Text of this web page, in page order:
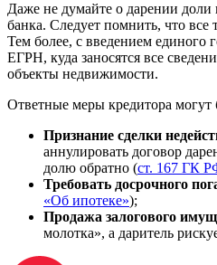
Даже не думайте о дарении
банка. Следует помнить, что все
Тем более, с введением единого
ЕГРН, куда заносятся все
объекты недвижимости.
Ответные меры кредитора
Признание сделки
аннулировать договор
долю обратно (ст. 167 ГК
Требовать досрочного
«Об ипотеке»);
Продажа залогового
молотка», а даритель